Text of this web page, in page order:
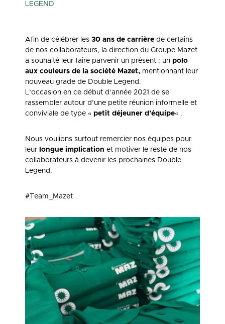
LEGEND
Afin de célébrer les 30 ans de carrière de certains
de nos collaborateurs, la direction du Groupe Mazet
a souhaité leur faire parvenir un présent : un polo
aux couleurs de la société Mazet, mentionnant leur
nouveau grade de Double Legend.
L’occasion en ce début d’année 2021 de se
rassembler autour d’une petite réunion informelle et
conviviale de type « petit déjeuner d’équipe« .
Nous voulions surtout remercier nos équipes pour
leur longue implication et motiver le reste de nos
collaborateurs à devenir les prochaines Double
Legend.
#Team_Mazet